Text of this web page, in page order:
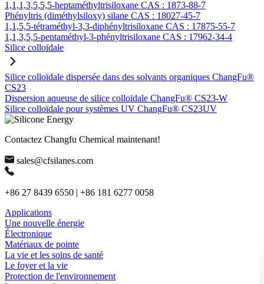
1,1,1,3,5,5,5-heptaméthyltrisiloxane CAS : 1873-88-7
Phényltris (diméthylsiloxy) silane CAS : 18027-45-7
1,1,5,5-tétraméthyl-3,3-diphényltrisiloxane CAS : 17875-55-7
1,1,3,5,5-pentaméthyl-3-phényltrisiloxane CAS : 17962-34-4
Silice colloïdale
Silice colloïdale dispersée dans des solvants organiques ChangFu®
CS23
Dispersion aqueuse de silice colloïdale ChangFu® CS23-W
Silice colloïdale pour systèmes UV ChangFu® CS23UV
Contactez Changfu Chemical maintenant!
sales@cfsilanes.com
+86 27 8439 6550 | +86 181 6277 0058
Applications
Une nouvelle énergie
Électronique
Matériaux de pointe
La vie et les soins de santé
Le foyer et la vie
Protection de l'environnement